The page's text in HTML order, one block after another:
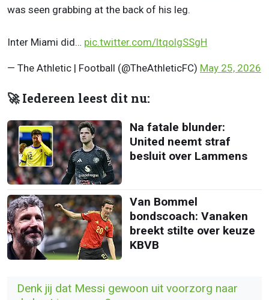
was seen grabbing at the back of his leg.
Inter Miami did… pic.twitter.com/ltqolgSSgH
— The Athletic | Football (@TheAthleticFC) May 25, 2026
🚀 Iedereen leest dit nu:
Na fatale blunder:
United neemt straf
besluit over Lammens
Van Bommel
bondscoach: Vanaken
breekt stilte over keuze
KBVB
Denk jij dat Messi gewoon uit voorzorg naar